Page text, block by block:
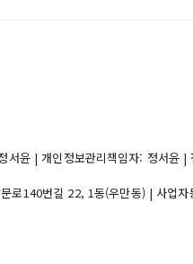
서윤 | 개인정보관리책임자: 정서
로140번길 22, 1동(우만동) | 사업